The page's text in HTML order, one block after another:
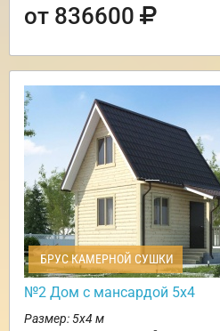
от 836600
БРУС КАМЕРНОЙ СУШКИ
№2 Дом с мансардой 5х4
Размер: 5х4 м